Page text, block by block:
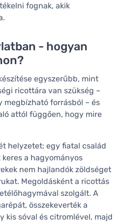
fognak, akik
- hogyan
egyszerűbb, mint
ricottára van szükség –
megbízható forrásból – és
attól függően, hogy mire
helyzetet: egy fiatal család
a hagyományos
nem hajlandók zöldséget
Megoldásként a ricottás
szolgált. A
összekeverték a
kis sóval és citromlével, majd